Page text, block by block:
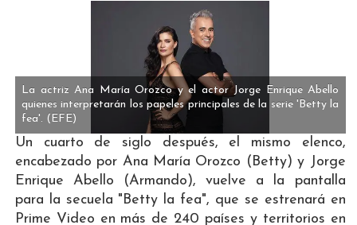
La actriz Ana María Orozco y el actor Jorge Enrique Abello
quienes interpretarán los papeles principales de la serie 'Betty la
fea'. (EFE)
Un cuarto de siglo después, el mismo elenco,
encabezado por Ana María Orozco (Betty) y Jorge
Enrique Abello (Armando), vuelve a la pantalla
para la secuela "Betty la fea", que se estrenará en
Prime Video en más de 240 países y territorios en